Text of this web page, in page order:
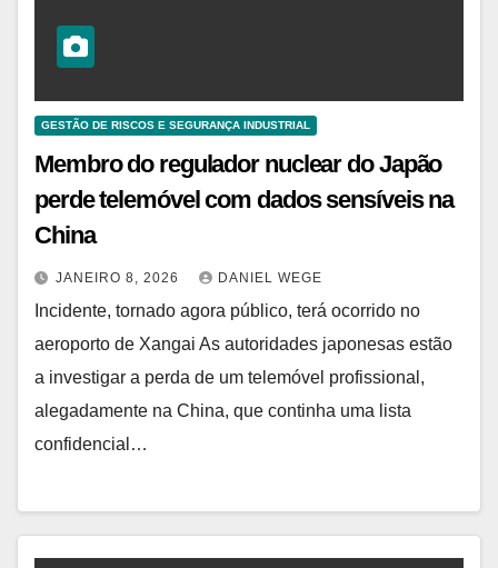
GESTÃO DE RISCOS E SEGURANÇA INDUSTRIAL
Membro do regulador nuclear do Japão
perde telemóvel com dados sensíveis na
China
JANEIRO 8, 2026 DANIEL WEGE
Incidente, tornado agora público, terá ocorrido no
aeroporto de Xangai As autoridades japonesas estão
a investigar a perda de um telemóvel profissional,
alegadamente na China, que continha uma lista
confidencial…